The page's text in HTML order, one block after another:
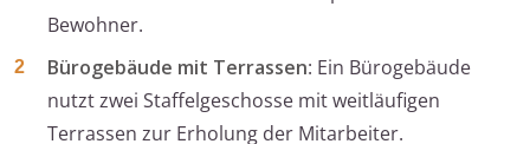
Bewohner.
Bürogebäude mit Terrassen: Ein Bürogebäude
nutzt zwei Staffelgeschosse mit weitläufigen
Terrassen zur Erholung der Mitarbeiter.